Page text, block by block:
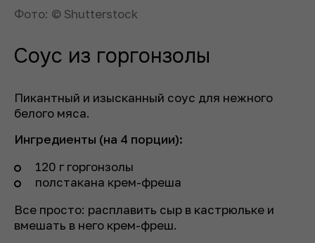
Фото: © Shutterstock
Соус из горгонзолы
Пикантный и изысканный соус для нежного
белого мяса.
Ингредиенты (на 4 порции):
120 г горгонзолы
полстакана крем-фреша
Все просто: расплавить сыр в кастрюльке и
вмешать в него крем-фреш.